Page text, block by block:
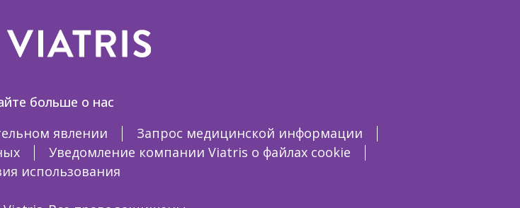
больше о нас
явлении
Запрос медицинской информации
Уведомление компании Viatris о файлах cookie
использования